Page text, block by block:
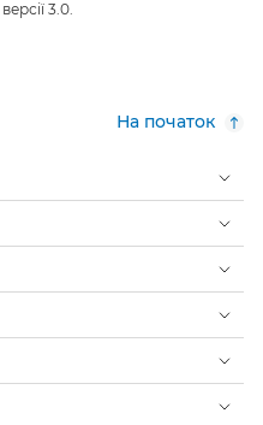
версії 3.0.
На початок